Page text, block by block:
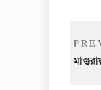
Post
Post